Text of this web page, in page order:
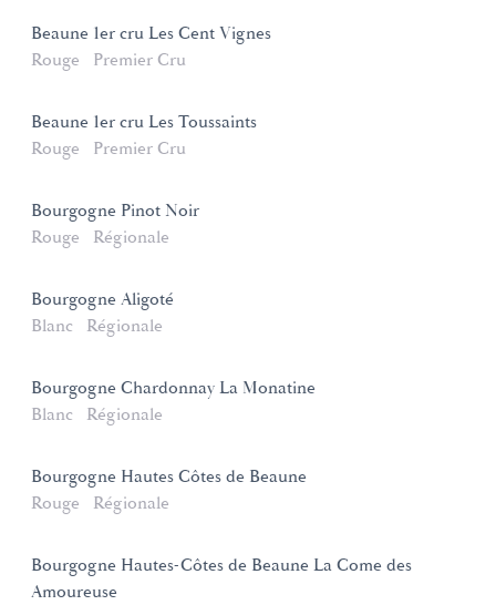
Beaune 1er cru Les Cent Vignes
Rouge
Premier Cru
Beaune 1er cru Les Toussaints
Rouge
Premier Cru
Bourgogne Pinot Noir
Rouge
Régionale
Bourgogne Aligoté
Blanc
Régionale
Bourgogne Chardonnay La Monatine
Blanc
Régionale
Bourgogne Hautes Côtes de Beaune
Rouge
Régionale
Bourgogne Hautes-Côtes de Beaune La Come des
Amoureuse